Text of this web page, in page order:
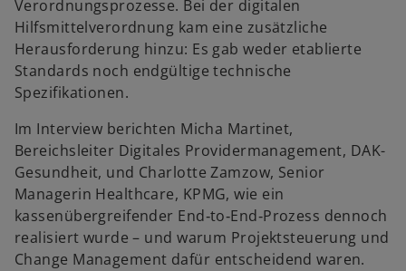
Verordnungsprozesse. Bei der digitalen
Hilfsmittelverordnung kam eine zusätzliche
Herausforderung hinzu: Es gab weder etablierte
Standards noch endgültige technische
Spezifikationen.
Im Interview berichten Micha Martinet,
Bereichsleiter Digitales Providermanagement, DAK-
Gesundheit, und Charlotte Zamzow, Senior
Managerin Healthcare, KPMG, wie ein
kassenübergreifender End‑to‑End‑Prozess dennoch
realisiert wurde – und warum Projektsteuerung und
Change Management dafür entscheidend waren.